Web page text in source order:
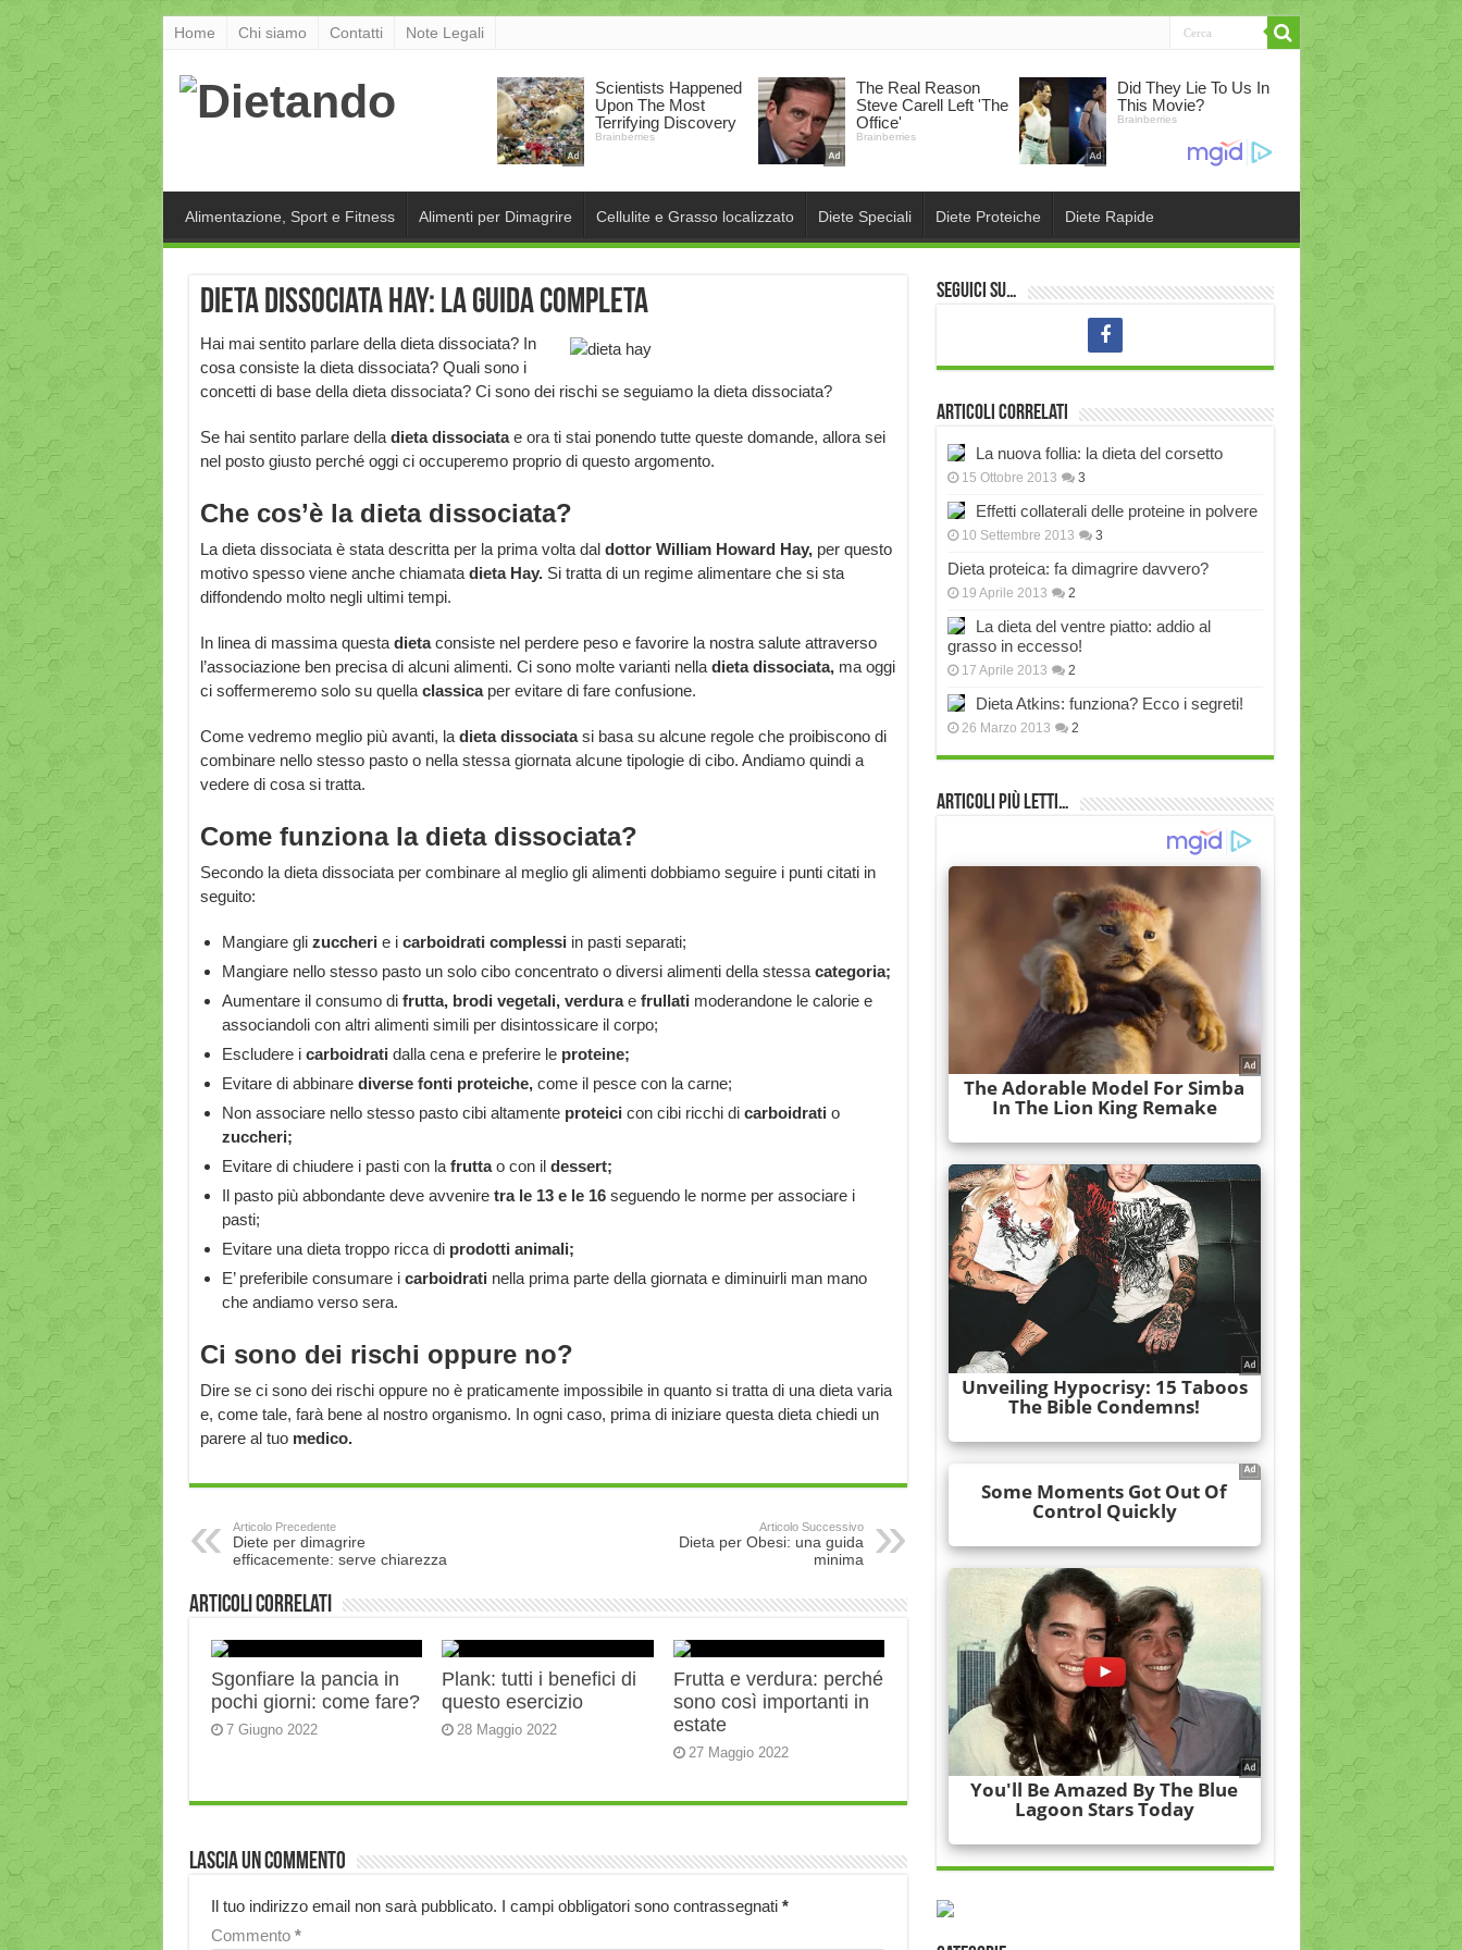
Home Chi siamo Contatti Note Legali
Alimentazione, Sport e Fitness Alimenti per Dimagrire Cellulite e Grasso localizzato Diete Speciali Diete Proteiche Diete Rapide
Dieta dissociata Hay: la guida completa
Hai mai sentito parlare della dieta dissociata? In
cosa consiste la dieta dissociata? Quali sono i
concetti di base della dieta dissociata? Ci sono dei rischi se seguiamo la dieta dissociata?
Se hai sentito parlare della dieta dissociatae ora ti stai ponendo tutte queste domande, allora sei
nel posto giusto perché oggi ci occuperemo proprio di questo argomento.
Che cos’è la dieta dissociata?
La dieta dissociata è stata descritta per la prima volta dal dottor William Howard Hay,per questo
motivo spesso viene anche chiamata dieta Hay.Si tratta di un regime alimentare che si sta
diffondendo molto negli ultimi tempi.
In linea di massima questa dietaconsiste nel perdere peso e favorire la nostra salute attraverso
l’associazione ben precisa di alcuni alimenti. Ci sono molte varianti nella dieta dissociata,ma oggi
ci soffermeremo solo su quella classicaper evitare di fare confusione.
Come vedremo meglio più avanti, la dieta dissociatasi basa su alcune regole che proibiscono di
combinare nello stesso pasto o nella stessa giornata alcune tipologie di cibo. Andiamo quindi a
vedere di cosa si tratta.
Come funziona la dieta dissociata?
Secondo la dieta dissociata per combinare al meglio gli alimenti dobbiamo seguire i punti citati in
seguito:
Mangiare gli zuccheri e i carboidrati complessi in pasti separati;
Mangiare nello stesso pasto un solo cibo concentrato o diversi alimenti della stessa categoria;
Aumentare il consumo di frutta, brodi vegetali, verdurae frullati moderandone le calorie e
associandoli con altri alimenti simili per disintossicare il corpo;
Escludere i carboidrati dalla cena e preferire le proteine;
Evitare di abbinare diverse fonti proteiche,come il pesce con la carne;
Non associare nello stesso pasto cibi altamente proteici con cibi ricchi di carboidrati o
zuccheri;
Evitare di chiudere i pasti con la fruttao con il dessert;
Il pasto più abbondante deve avveniretra le 13 e le 16seguendo le norme per associare i
pasti;
Evitare una dieta troppo ricca di prodotti animali;
E’ preferibile consumare i carboidrati nella prima parte della giornata e diminuirli man mano
che andiamo verso sera.
Ci sono dei rischi oppure no?
Dire se ci sono dei rischi oppure no è praticamente impossibile in quanto si tratta di una dieta varia
e, come tale, farà bene al nostro organismo. In ogni caso, prima di iniziare questa dieta chiedi un
parere al tuo medico.
Articolo Precedente
Diete per dimagrire
efficacemente: serve chiarezza
Articolo Successivo
Dieta per Obesi: una guida
minima
Articoli correlati
Sgonfiare la pancia in
pochi giorni: come fare?
7 Giugno 2022
Plank: tutti i benefici di
questo esercizio
28 Maggio 2022
Frutta e verdura: perché
sono così importanti in
estate
27 Maggio 2022
Lascia un commento
Il tuo indirizzo email non sarà pubblicato. I campi obbligatori sono contrassegnati *
Commento *
Seguici su…
Articoli correlati
La nuova follia: la dieta del corsetto
15 Ottobre 2013 3
Effetti collaterali delle proteine in polvere
10 Settembre 2013 3
Dieta proteica: fa dimagrire davvero?
19 Aprile 2013 2
La dieta del ventre piatto: addio al
grasso in eccesso!
17 Aprile 2013 2
Dieta Atkins: funziona? Ecco i segreti!
26 Marzo 2013 2
Articoli più Letti…